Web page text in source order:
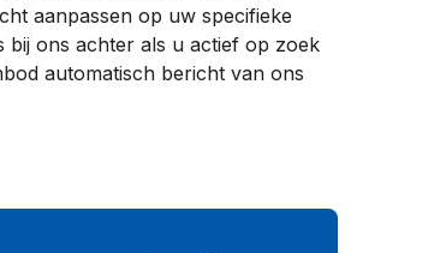
aanpassen op uw specifieke
bij ons achter als u actief op zoek
automatisch bericht van ons